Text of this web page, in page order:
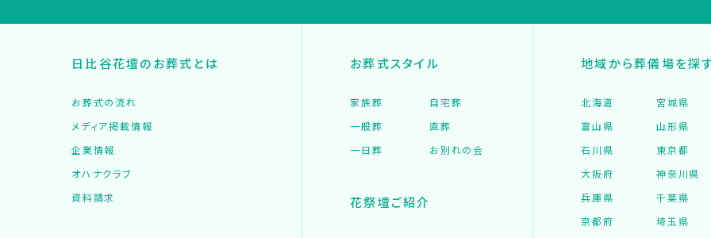
日比谷花壇のお葬式とは
お葬式の流れ
メディア掲載情報
企業情報
オハナクラブ
資料請求
お葬式スタイル
家族葬
自宅葬
一般葬
直葬
一日葬
お別れの会
花祭壇ご紹介
地域から葬儀場を探す
北海道
宮城県
富山県
山形県
石川県
東京都
大阪府
神奈川県
兵庫県
千葉県
京都府
埼玉県